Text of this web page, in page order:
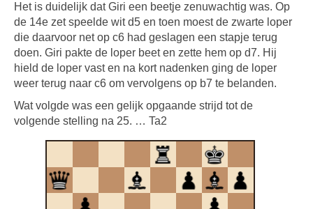
Het is duidelijk dat Giri een beetje zenuwachtig was. Op
de 14e zet speelde wit d5 en toen moest de zwarte loper
die daarvoor net op c6 had geslagen een stapje terug
doen. Giri pakte de loper beet en zette hem op d7. Hij
hield de loper vast en na kort nadenken ging de loper
weer terug naar c6 om vervolgens op b7 te belanden.
Wat volgde was een gelijk opgaande strijd tot de
volgende stelling na 25. … Ta2